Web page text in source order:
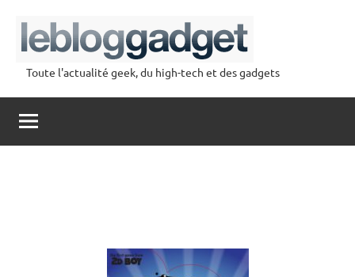
contenu
lebloggadget
Toute l'actualité geek, du high-tech et des gadgets